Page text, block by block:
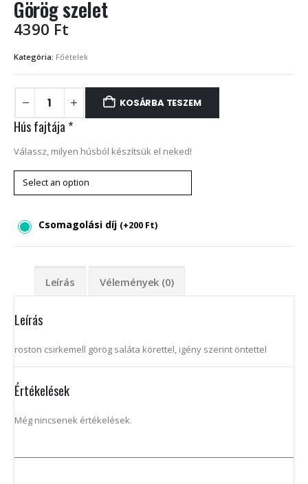
Görög szelet
4390 Ft
Kategória: Főételek
KOSÁRBA TESZEM
Hús fajtája *
Válassz, milyen húsból készítsük el neked!
Csomagolási díj (+200 Ft)
Leírás Vélemények (0)
Leírás
roston csirkemell görög saláta körettel, igény szerint öntettel
Értékelések
Még nincsenek értékelések.